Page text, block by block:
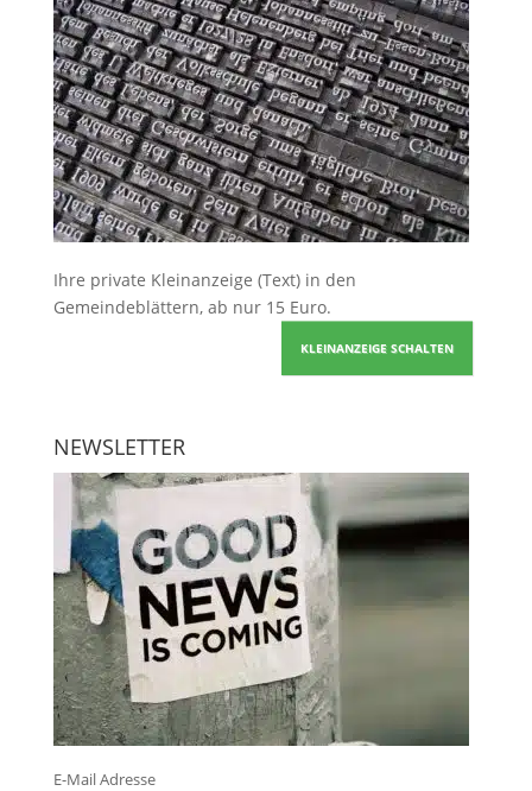
Ihre private Kleinanzeige (Text) in den
Gemeindeblättern, ab nur 15 Euro.
KLEINANZEIGE SCHALTEN
NEWSLETTER
E-Mail Adresse